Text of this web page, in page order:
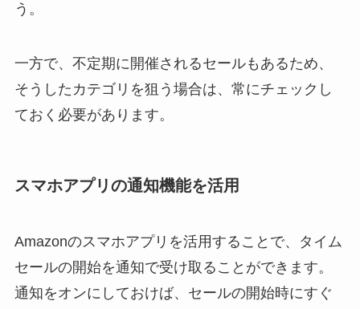
う。
一方で、不定期に開催されるセールもあるため、
そうしたカテゴリを狙う場合は、常にチェックし
ておく必要があります。
スマホアプリの通知機能を活用
Amazonのスマホアプリを活用することで、タイム
セールの開始を通知で受け取ることができます。
通知をオンにしておけば、セールの開始時にすぐ